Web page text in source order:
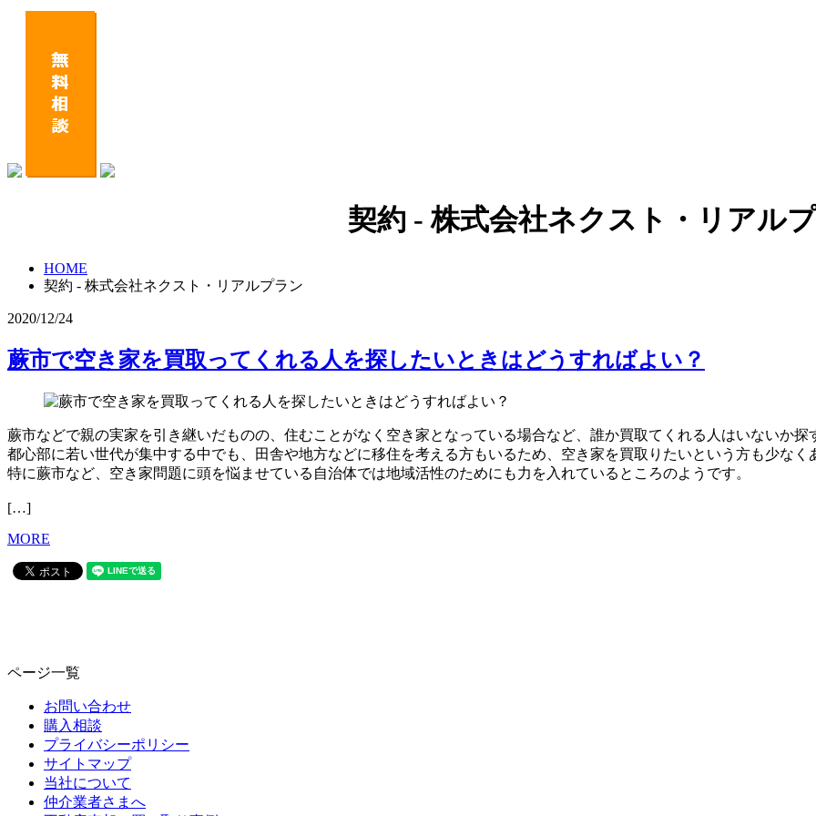
契約 - 株式会社ネクスト・リアル
HOME
契約 - 株式会社ネクスト・リアルプラン
2020/12/24
蕨市で空き家を買取ってくれる人を探したいときはどうすればよい？
蕨市などで親の実家を引き継いだものの、住むことがなく空き家となっている場合など、誰か買取てくれる人はいないか探
都心部に若い世代が集中する中でも、田舎や地方などに移住を考える方もいるため、空き家を買取りたいという方も少なく
特に蕨市など、空き家問題に頭を悩ませている自治体では地域活性のためにも力を入れているところのようです。
[…]
MORE
ページ一覧
お問い合わせ
購入相談
プライバシーポリシー
サイトマップ
当社について
仲介業者さまへ